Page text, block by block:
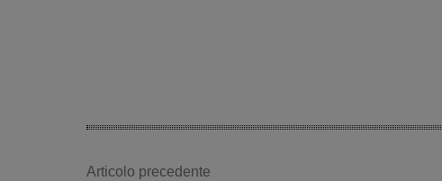
Articolo precedente